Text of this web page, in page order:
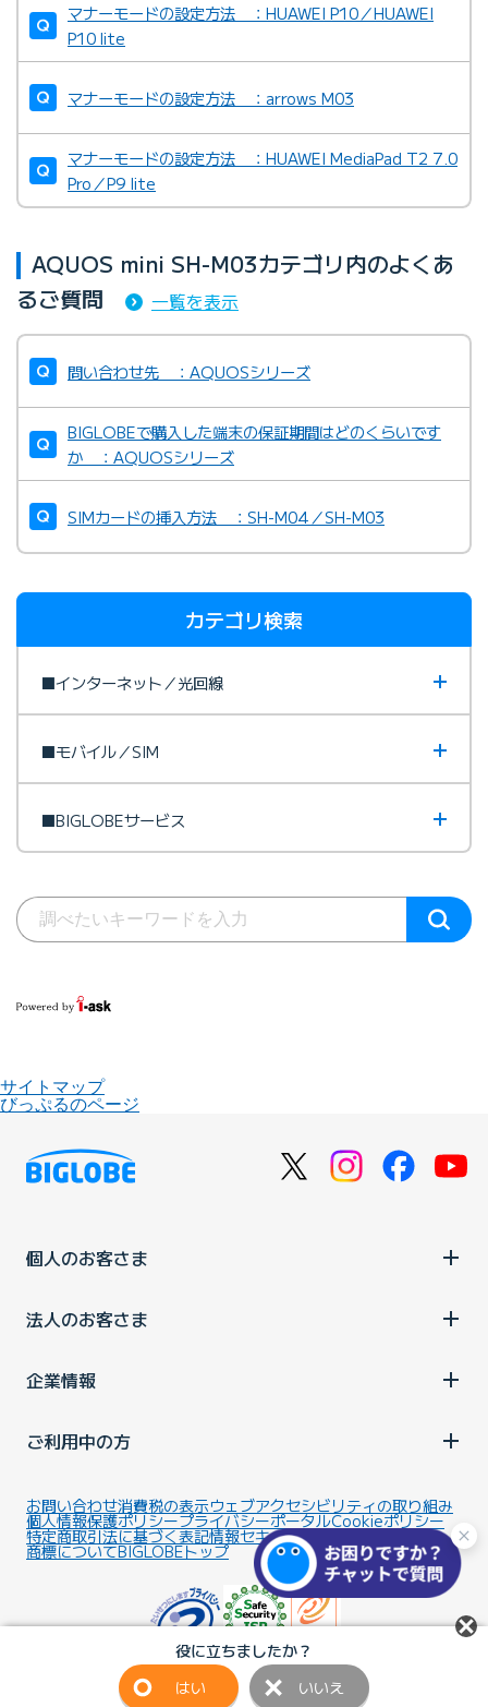
役に立ちましたか？
はい
いいえ
マナーモードの設定方法 ：HUAWEI P10／HUAWEI
P10 lite
マナーモードの設定方法 ：arrows M03
マナーモードの設定方法 ：HUAWEI MediaPad T2 7.0
Pro／P9 lite
AQUOS mini SH-M03カテゴリ内のよくあ
るご質問
一覧を表示
問い合わせ先 ：AQUOSシリーズ
BIGLOBEで購入した端末の保証期間はどのくらいです
か ：AQUOSシリーズ
SIMカードの挿入方法 ：SH-M04／SH-M03
カテゴリ検索
■インターネット／光回線
■モバイル／SIM
■BIGLOBEサービス
サイトマップ
びっぷるのページ
個人のお客さま
法人のお客さま
企業情報
ご利用中の方
お問い合わせ消費税の表示ウェブアクセシビリティの取り組み
個人情報保護ポリシープライバシーポータルCookieポリシー
特定商取引法に基づく表記情報セキュリティ基本方針
商標についてBIGLOBEトップ
Copyright ©BIGLOBE Inc. 2026. All rights reserved.